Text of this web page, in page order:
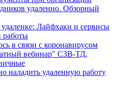
удаленно. Обзорный
удаленке: Лайфхаки и сервисы
работы
в связи с коронавирусом
вебинар" СЗВ-ТД,
наладить удаленную работу